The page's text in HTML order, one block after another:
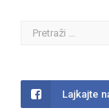
Lajkajte